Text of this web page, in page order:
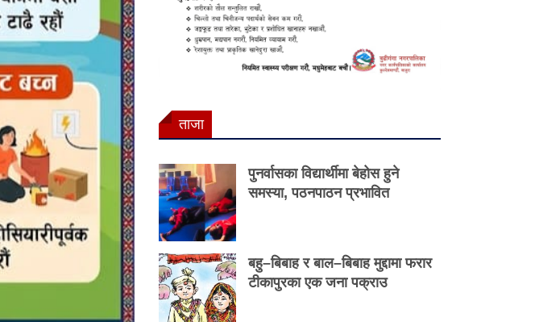
ताजा
पुनर्वासका विद्यार्थीमा बेहोस हुने
समस्या, पठनपाठन प्रभावित
बहु–बिबाह र बाल–बिबाह मुद्दामा फरार
टीकापुरका एक जना पक्राउ